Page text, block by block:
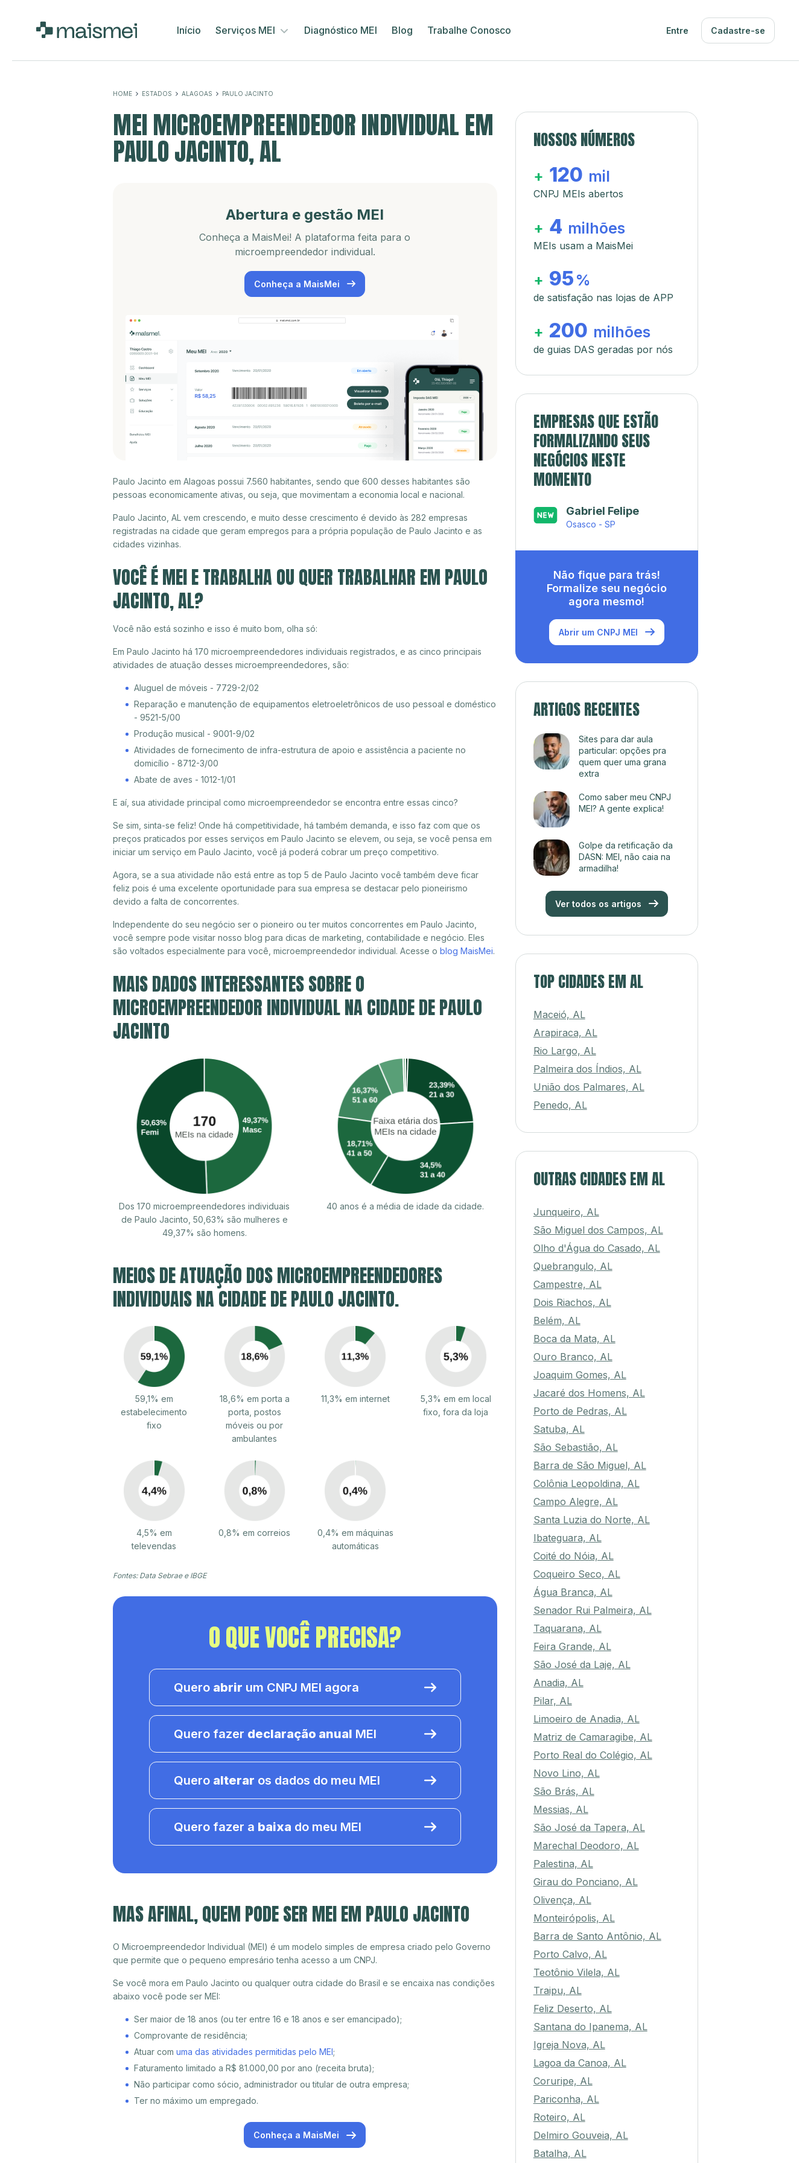
Início Serviços MEI Diagnóstico MEI Blog Trabalhe Conosco Entre Cadastre-se
HOME ESTADOS ALAGOAS PAULO JACINTO
MEI MICROEMPREENDEDOR INDIVIDUAL EM
PAULO JACINTO, AL
Abertura e gestão MEI
Conheça a MaisMei! A plataforma feita para o
microempreendedor individual.
Conheça a MaisMei
Paulo Jacinto em Alagoas possui 7.560 habitantes, sendo que 600 desses habitantes são
pessoas economicamente ativas, ou seja, que movimentam a economia local e nacional.
Paulo Jacinto, AL vem crescendo, e muito desse crescimento é devido às 282 empresas
registradas na cidade que geram empregos para a própria população de Paulo Jacinto e as
cidades vizinhas.
VOCÊ É MEI E TRABALHA OU QUER TRABALHAR EM PAULO
JACINTO, AL?
Você não está sozinho e isso é muito bom, olha só:
Em Paulo Jacinto há 170 microempreendedores individuais registrados, e as cinco principais
atividades de atuação desses microempreendedores, são:
Aluguel de móveis - 7729-2/02
Reparação e manutenção de equipamentos eletroeletrônicos de uso pessoal e doméstico
- 9521-5/00
Produção musical - 9001-9/02
Atividades de fornecimento de infra-estrutura de apoio e assistência a paciente no
domicílio - 8712-3/00
Abate de aves - 1012-1/01
E aí, sua atividade principal como microempreendedor se encontra entre essas cinco?
Se sim, sinta-se feliz! Onde há competitividade, há também demanda, e isso faz com que os
preços praticados por esses serviços em Paulo Jacinto se elevem, ou seja, se você pensa em
iniciar um serviço em Paulo Jacinto, você já poderá cobrar um preço competitivo.
Agora, se a sua atividade não está entre as top 5 de Paulo Jacinto você também deve ficar
feliz pois é uma excelente oportunidade para sua empresa se destacar pelo pioneirismo
devido a falta de concorrentes.
Independente do seu negócio ser o pioneiro ou ter muitos concorrentes em Paulo Jacinto,
você sempre pode visitar nosso blog para dicas de marketing, contabilidade e negócio. Eles
são voltados especialmente para você, microempreendedor individual. Acesse o blog MaisMei.
MAIS DADOS INTERESSANTES SOBRE O
MICROEMPREENDEDOR INDIVIDUAL NA CIDADE DE PAULO
JACINTO
Dos 170 microempreendedores individuais
de Paulo Jacinto, 50,63% são mulheres e
49,37% são homens.
40 anos é a média de idade da cidade.
MEIOS DE ATUAÇÃO DOS MICROEMPREENDEDORES
INDIVIDUAIS NA CIDADE DE PAULO JACINTO.
59,1% em
estabelecimento
fixo
18,6% em porta a
porta, postos
móveis ou por
ambulantes
11,3% em internet
5,3% em em local
fixo, fora da loja
4,5% em
televendas
0,8% em correios
0,4% em máquinas
automáticas
Fontes: Data Sebrae e IBGE
O QUE VOCÊ PRECISA?
Quero abrir um CNPJ MEI agora
Quero fazer declaração anual MEI
Quero alterar os dados do meu MEI
Quero fazer a baixa do meu MEI
MAS AFINAL, QUEM PODE SER MEI EM PAULO JACINTO
O Microempreendedor Individual (MEI) é um modelo simples de empresa criado pelo Governo
que permite que o pequeno empresário tenha acesso a um CNPJ.
Se você mora em Paulo Jacinto ou qualquer outra cidade do Brasil e se encaixa nas condições
abaixo você pode ser MEI:
Ser maior de 18 anos (ou ter entre 16 e 18 anos e ser emancipado);
Comprovante de residência;
Atuar com uma das atividades permitidas pelo MEI;
Faturamento limitado a R$ 81.000,00 por ano (receita bruta);
Não participar como sócio, administrador ou titular de outra empresa;
Ter no máximo um empregado.
Conheça a MaisMei
NOSSOS NÚMEROS
+ 120 mil
CNPJ MEIs abertos
+ 4 milhões
MEIs usam a MaisMei
+ 95 %
de satisfação nas lojas de APP
+ 200 milhões
de guias DAS geradas por nós
EMPRESAS QUE ESTÃO
FORMALIZANDO SEUS
NEGÓCIOS NESTE
MOMENTO
Gabriel Felipe
Osasco - SP
Não fique para trás!
Formalize seu negócio
agora mesmo!
Abrir um CNPJ MEI
ARTIGOS RECENTES
Sites para dar aula
particular: opções pra
quem quer uma grana
extra
Como saber meu CNPJ
MEI? A gente explica!
Golpe da retificação da
DASN: MEI, não caia na
armadilha!
Ver todos os artigos
TOP CIDADES EM AL
Maceió, AL
Arapiraca, AL
Rio Largo, AL
Palmeira dos Índios, AL
União dos Palmares, AL
Penedo, AL
OUTRAS CIDADES EM AL
Junqueiro, AL
São Miguel dos Campos, AL
Olho d'Água do Casado, AL
Quebrangulo, AL
Campestre, AL
Dois Riachos, AL
Belém, AL
Boca da Mata, AL
Ouro Branco, AL
Joaquim Gomes, AL
Jacaré dos Homens, AL
Porto de Pedras, AL
Satuba, AL
São Sebastião, AL
Barra de São Miguel, AL
Colônia Leopoldina, AL
Campo Alegre, AL
Santa Luzia do Norte, AL
Ibateguara, AL
Coité do Nóia, AL
Coqueiro Seco, AL
Água Branca, AL
Senador Rui Palmeira, AL
Taquarana, AL
Feira Grande, AL
São José da Laje, AL
Anadia, AL
Pilar, AL
Limoeiro de Anadia, AL
Matriz de Camaragibe, AL
Porto Real do Colégio, AL
Novo Lino, AL
São Brás, AL
Messias, AL
São José da Tapera, AL
Marechal Deodoro, AL
Palestina, AL
Girau do Ponciano, AL
Olivença, AL
Monteirópolis, AL
Barra de Santo Antônio, AL
Porto Calvo, AL
Teotônio Vilela, AL
Traipu, AL
Feliz Deserto, AL
Santana do Ipanema, AL
Igreja Nova, AL
Lagoa da Canoa, AL
Coruripe, AL
Pariconha, AL
Roteiro, AL
Delmiro Gouveia, AL
Batalha, AL